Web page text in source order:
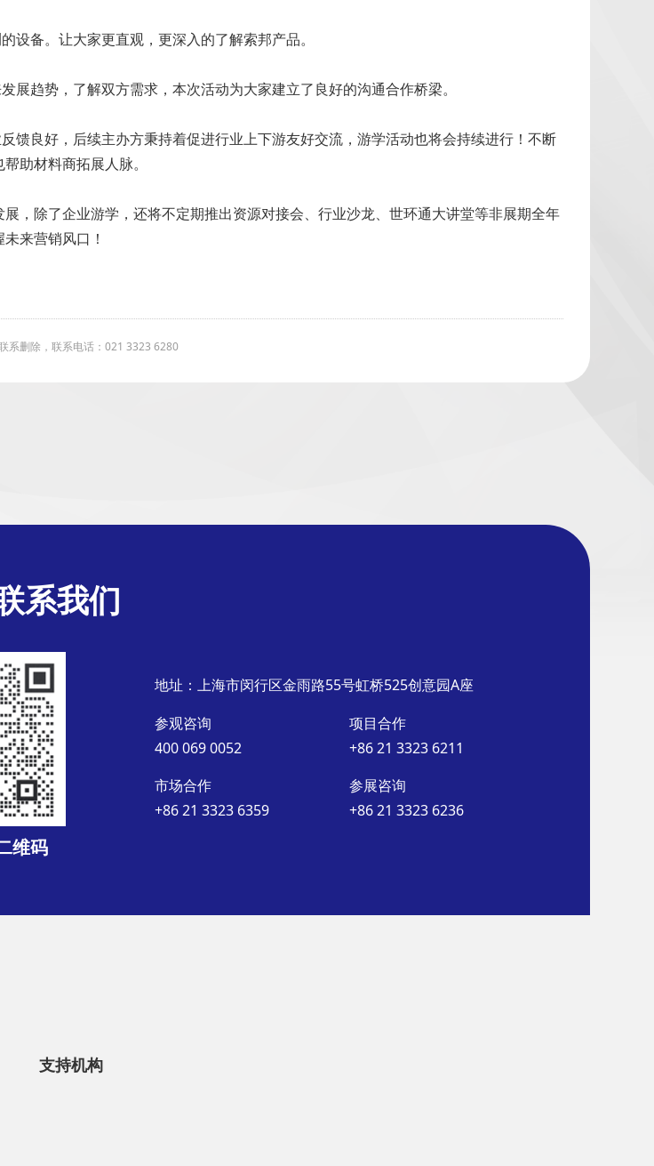
备。让大家更直观，更深入的了解索邦产品。
趋势，了解双方需求，本次活动为大家建立了良好的沟通合作桥梁。
良好，后续主办方秉持着促进行业上下游友好交流，游学活动也将会持续进行！不断
助材料商拓展人脉。
除了企业游学，还将不定期推出资源对接会、行业沙龙、世环通大讲堂等非展期全年
来营销风口！
系删除，联系电话：021 3323 6280
系我们
维码
地址：上海市闵行区金雨路55号虹桥525创意园A座
参观咨询
400 069 0052
项目合作
+86 21 3323 6211
市场合作
+86 21 3323 6359
参展咨询
+86 21 3323 6236
支持机构